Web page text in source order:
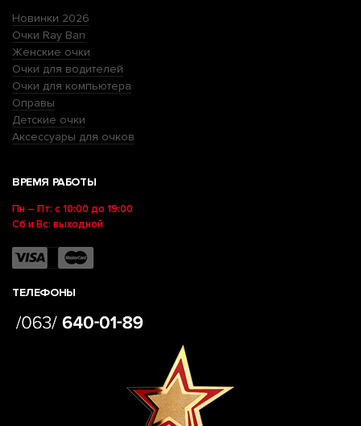
Новинки 2026
Очки Ray Ban
Женские очки
Очки для водителей
Очки для компьютера
Оправы
Детские очки
Аксессуары для очков
ВРЕМЯ РАБОТЫ
Пн – Пт: с 10:00 до 19:00
Сб и Вс: выходной
ТЕЛЕФОНЫ